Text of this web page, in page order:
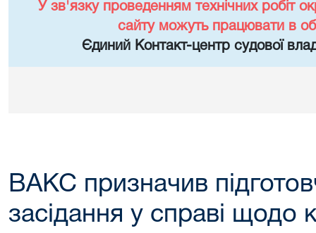
У зв'язку проведенням технічних робіт
сайту можуть працювати в
Єдиний Контакт-центр судової
ВАКС призначив
засідання у справі щодо